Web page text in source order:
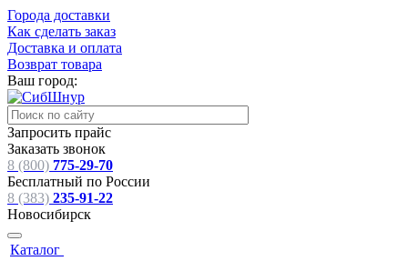
Города доставки
Как сделать заказ
Доставка и оплата
Возврат товара
Ваш город:
Запросить прайс
Заказать звонок
8 (800) 775-29-70
Бесплатный по России
8 (383) 235-91-22
Новосибирск
Каталог